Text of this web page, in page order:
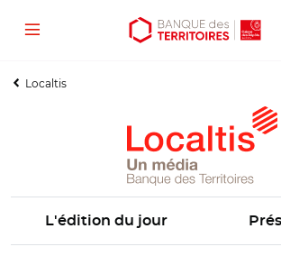
Aller
contenu
Aller
menu
Ouvrir
outils
Menu
Localtis
L'édition du jour